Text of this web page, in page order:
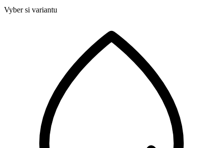
Vyber si variantu